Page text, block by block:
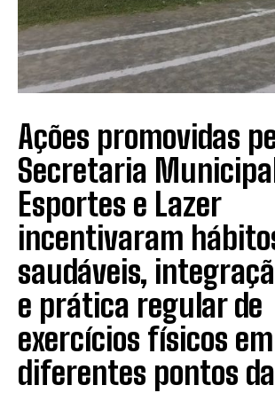
Ações promovidas
Secretaria
Esportes e Lazer
incentivaram
saudáveis,
e prática regular de
exercícios físicos em
diferentes pontos